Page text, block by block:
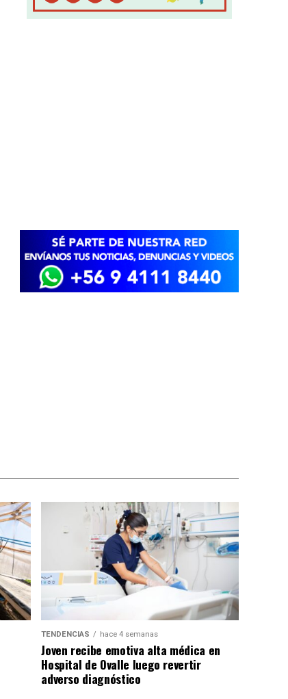
TENDENCIAS hace 4 semanas
Joven recibe emotiva alta médica en
Hospital de Ovalle luego revertir
adverso diagnóstico